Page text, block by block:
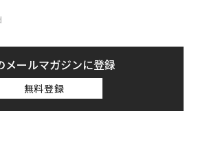
メールマガジンに登録
無料登録